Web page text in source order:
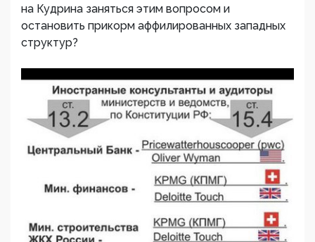
на Кудрина заняться этим вопросом и
остановить прикорм аффилированных западных
структур?